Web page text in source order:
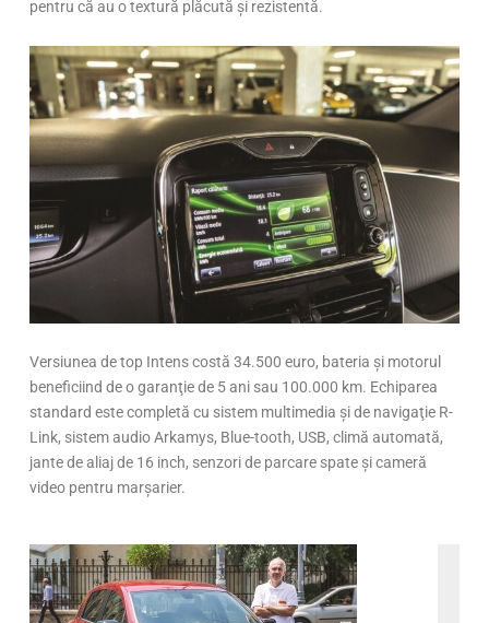
pentru că au o textură plăcută și rezistentă.
Versiunea de top Intens costă 34.500 euro, bateria şi motorul
beneficiind de o garanţie de 5 ani sau 100.000 km. Echiparea
standard este completă cu sistem multimedia şi de navigaţie R-
Link, sistem audio Arkamys, Blue-tooth, USB, climă automată,
jante de aliaj de 16 inch, senzori de parcare spate şi cameră
video pentru marşarier.